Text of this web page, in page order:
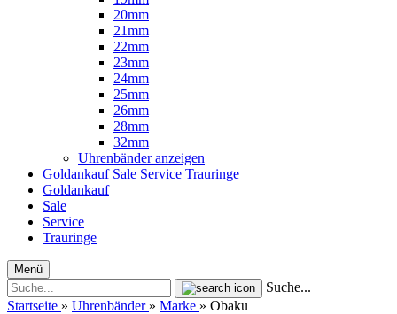
20mm
21mm
22mm
23mm
24mm
25mm
26mm
28mm
32mm
Uhrenbänder anzeigen
Goldankauf Sale Service Trauringe
Goldankauf
Sale
Service
Trauringe
Menü
Suche...
Startseite » Uhrenbänder » Marke » Obaku